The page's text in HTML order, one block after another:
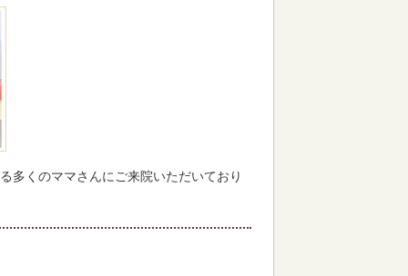
多くのママさんにご来院いただいており